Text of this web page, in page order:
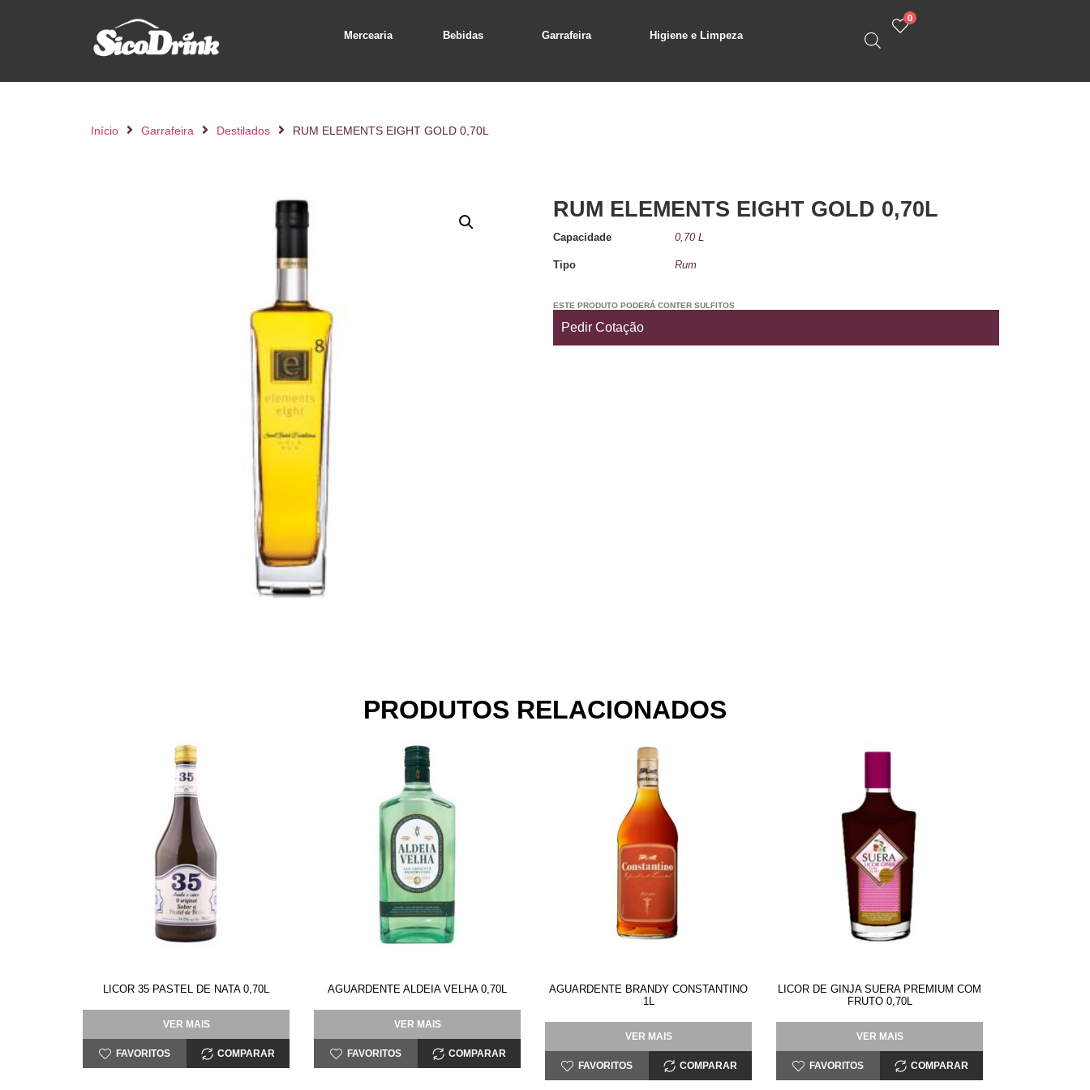
Mercearia Bebidas Garrafeira Higiene e Limpeza
0
Início Garrafeira Destilados RUM ELEMENTS EIGHT GOLD 0,70L
RUM ELEMENTS EIGHT GOLD 0,70L
Capacidade 0,70 L
Tipo Rum
ESTE PRODUTO PODERÁ CONTER SULFITOS
Pedir Cotação
PRODUTOS RELACIONADOS
LICOR 35 PASTEL DE NATA 0,70L
VER MAIS
FAVORITOS COMPARAR
AGUARDENTE ALDEIA VELHA 0,70L
VER MAIS
FAVORITOS COMPARAR
AGUARDENTE BRANDY CONSTANTINO
1L
VER MAIS
FAVORITOS COMPARAR
LICOR DE GINJA SUERA PREMIUM COM
FRUTO 0,70L
VER MAIS
FAVORITOS COMPARAR